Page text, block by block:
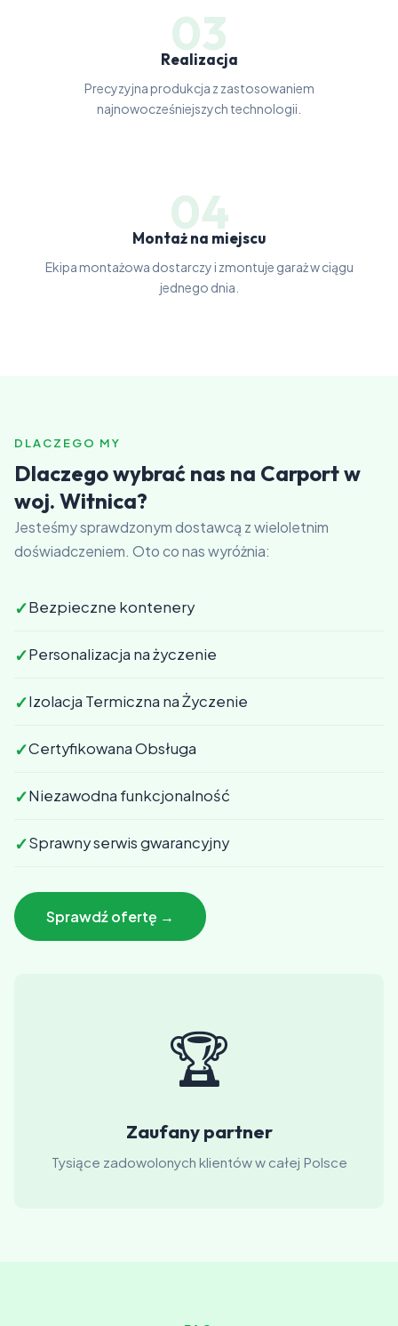
03
Realizacja
Precyzyjna produkcja z zastosowaniem
najnowocześniejszych technologii.
04
Montaż na miejscu
Ekipa montażowa dostarczy i zmontuje garaż w ciągu
jednego dnia.
DLACZEGO MY
Dlaczego wybrać nas na Carport w
woj. Witnica?
Jesteśmy sprawdzonym dostawcą z wieloletnim
doświadczeniem. Oto co nas wyróżnia:
✓Bezpieczne kontenery
✓Personalizacja na życzenie
✓Izolacja Termiczna na Życzenie
✓Certyfikowana Obsługa
✓Niezawodna funkcjonalność
✓Sprawny serwis gwarancyjny
Sprawdź ofertę →
🏆
Zaufany partner
Tysiące zadowolonych klientów w całej Polsce